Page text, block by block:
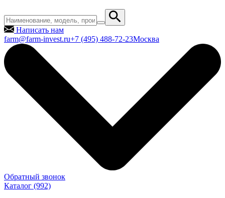
Написать нам
farm@farm-invest.ru+7 (495) 488-72-23Москва
Обратный звонок
Каталог (992)